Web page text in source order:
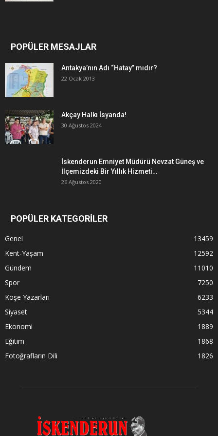
POPÜLER MESAJLAR
Antakya’nın Adı “Hatay” mıdır?
22 Ocak 2013
Akçay Halkı İsyanda!
30 Ağustos 2024
İskenderun Emniyet Müdürü Nevzat Güneş ve
İlçemizdeki Bir Yıllık Hizmeti…
26 Ağustos 2020
POPÜLER KATEGORİLER
Genel
13459
Kent-Yaşam
12592
Gündem
11010
Spor
7250
Köşe Yazarları
6233
Siyaset
5344
Ekonomi
1889
Eğitim
1868
Fotoğrafların Dili
1826